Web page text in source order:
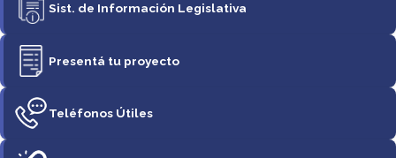
Sist. de Información Legislativa
Presentá tu proyecto
Teléfonos Útiles